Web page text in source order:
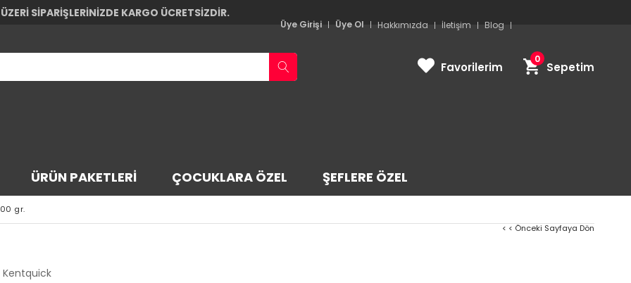
SİPARİŞLERİNİZDE KARGO ÜCRETSİZDİR.
Hakkımızda İletişim Blog
Üye Girişi Üye Ol
Sepetim
0
ÜRÜN PAKETLERI ÇOCUKLARA ÖZEL ŞEFLERE ÖZEL
Favorilerim
gr.
< < Önceki Sayfaya Dön
Kentquick